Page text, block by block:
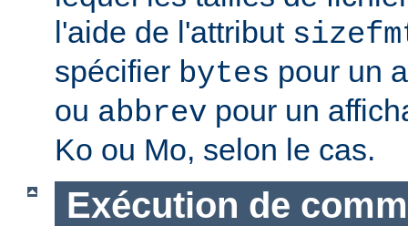
l'aide de l'attribut
spécifier bytes pour un
ou abbrev pour un
Ko ou Mo, selon le cas.
Exécution de